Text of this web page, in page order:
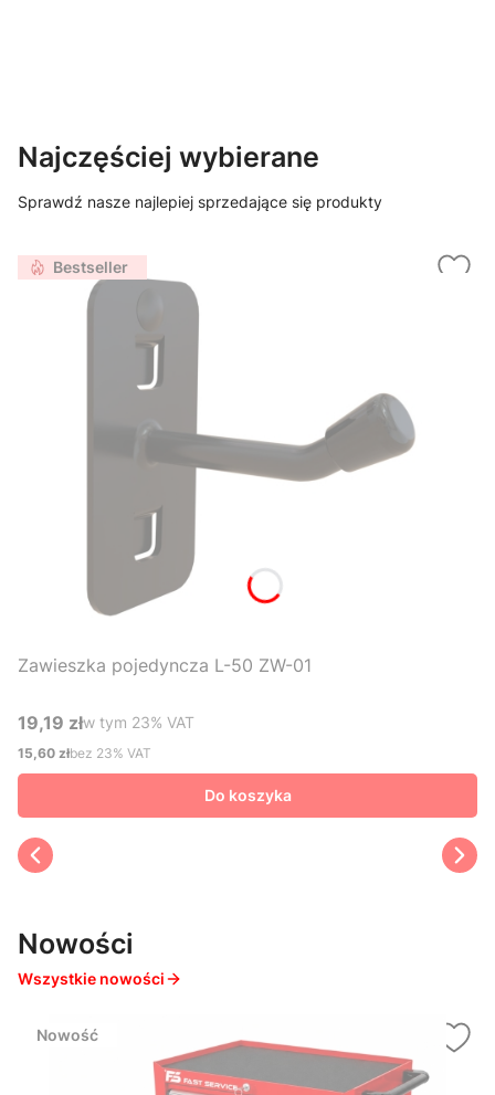
Najczęściej wybierane
Sprawdź nasze najlepiej sprzedające się produkty
Bestseller
Zawieszka pojedyncza L-50 ZW-01
Cena brutto
19,19 złw tym %s VAT
w tym 23% VAT
Cena netto
15,60 złbez 23% VAT
Do koszyka
Nowości
Wszystkie nowości
Nowość